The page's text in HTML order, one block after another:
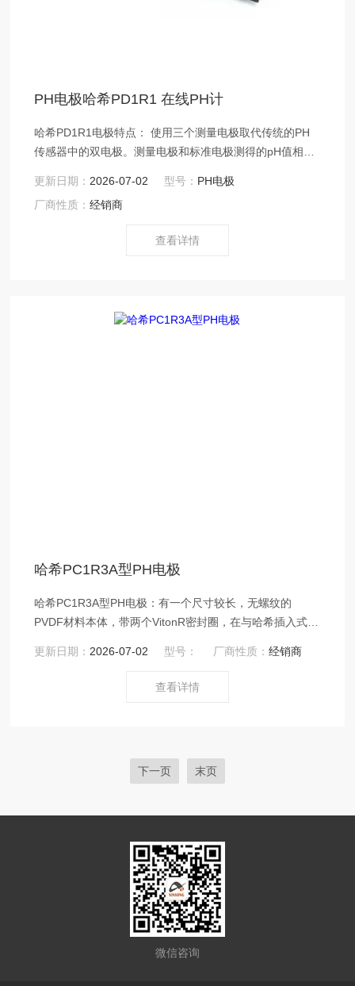
PH电极哈希PD1R1 在线PH计
哈希PD1R1电极特点： 使用三个测量电极取代传统的PH
传感器中的双电极。测量电极和标准电极测得的pH值相对
更新日期： 2026-07-02 型号： PH电极
厂商性质：经销商
查看详情
哈希PC1R3A型PH电极
哈希PC1R3A型PH电极：有一个尺寸较长，无螺纹的
PVDF材料本体，带两个VitonR密封圈，在与哈希插入式安
器无需切断中断过程液流。
更新日期： 2026-07-02 型号： 厂商性质：经销商
查看详情
下一页 末页
微信咨询